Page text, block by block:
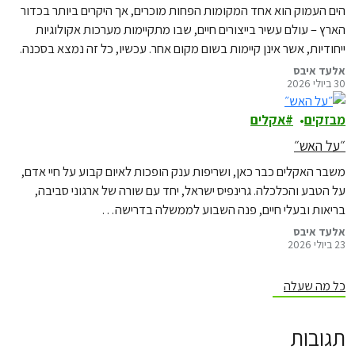
הים העמוק הוא אחד המקומות הפחות מוכרים, אך היקרים ביותר בכדור
הארץ – עולם עשיר בייצורים חיים, שבו מתקיימות מערכות אקולוגיות
ייחודיות, אשר אינן קיימות בשום מקום אחר. עכשיו, כל זה נמצא בסכנה.
אלעד איבס
30 ביולי 2026
מבזקים אקלים
״על האש״
משבר האקלים כבר כאן, ושריפות ענק הופכות לאיום קבוע על חיי אדם,
על הטבע והכלכלה. גרינפיס ישראל, יחד עם שורה של ארגוני סביבה,
בריאות ובעלי חיים, פנה השבוע לממשלה בדרישה…
אלעד איבס
23 ביולי 2026
כל מה שעלה
תגובות